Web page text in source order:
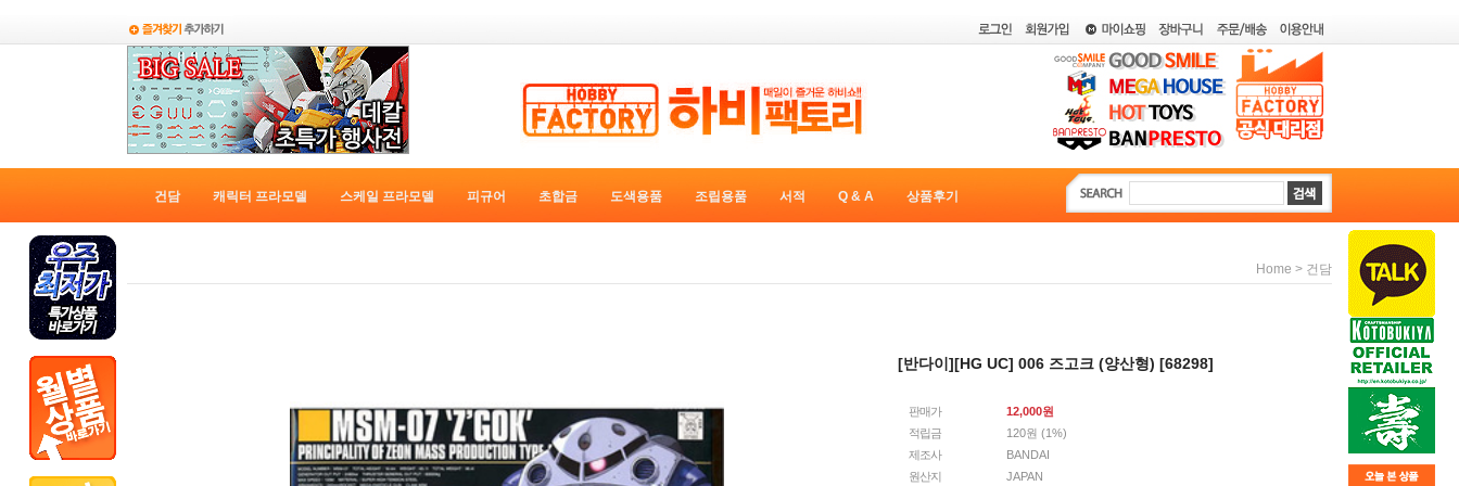
건담 캐릭터 프라모델 스케일 프라모델 피규어 초합금 도색용품 조립용품 서적 Q & A 상품후기
Home > 건담
[반다이][HG UC] 006 즈고크 (양산형) [68298]
판매가 12,000원
적립금
120원 (1%)
제조사
BANDAI
원산지
JAPAN